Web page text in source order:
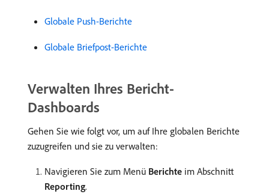
Globale Push-Berichte
Globale Briefpost-Berichte
Verwalten Ihres Bericht-
Dashboards
Gehen Sie wie folgt vor, um auf Ihre globalen Berichte
zuzugreifen und sie zu verwalten:
Navigieren Sie zum Menü Berichte im Abschnitt
Reporting.